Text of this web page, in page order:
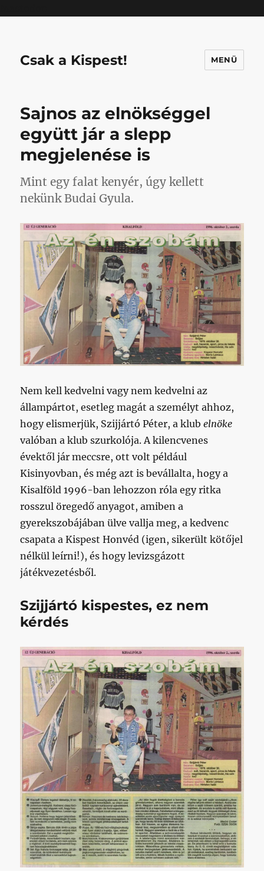
Csak a Kispest! MENÜ
Sajnos az elnökséggel
együtt jár a slepp
megjelenése is
Mint egy falat kenyér, úgy kellett
nekünk Budai Gyula.
Nem kell kedvelni vagy nem kedvelni az
állampártot, esetleg magát a személyt ahhoz,
hogy elismerjük, Szijjártó Péter, a klubelnöke
valóban a klub szurkolója. A kilencvenes
évektől jár meccsre, ott volt például
Kisinyovban, és még azt is bevállalta, hogy a
Kisalföld 1996-ban lehozzon róla egy ritka
rosszul öregedő anyagot, amiben a
gyerekszobájában ülve vallja meg, a kedvenc
csapata a Kispest Honvéd (igen, sikerült kötőjel
nélkül leírni!), és hogy levizsgázott
játékvezetésből.
Szijjártó kispestes, ez nem
kérdés